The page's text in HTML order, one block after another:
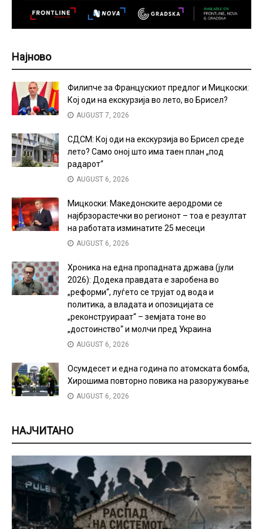
Најново
Филипче за Францускиот предлог и Мицкоски:
Кој оди на екскурзија во лето, во Брисел?
AUGUST 7, 2026
СДСМ: Кој оди на екскурзија во Брисел среде
лето? Само оној што има таен план „под
радарот“
AUGUST 6, 2026
Мицкоски: Македонските аеродроми се
најбрзорастечки во регионот – тоа е резултат
на работата изминатите 25 месеци
AUGUST 6, 2026
Хроника на една пропадната држава (јули
2026): Додека правдата е заробена во
„реформи“, луѓето се трујат од вода и
политика, а владата и опозицијата се
„реконструираат“ – земјата тоне во
„достоинство“ и молчи пред Украина
AUGUST 6, 2026
Осумдесет и една година по атомската бомба,
Хирошима повторно повика на разоружување
AUGUST 6, 2026
НАЈЧИТАНО